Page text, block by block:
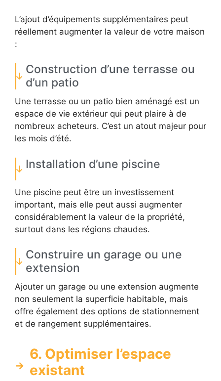
L’ajout d’équipements supplémentaires peut
réellement augmenter la valeur de votre maison
:
Construction d’une terrasse ou
d’un patio
Une terrasse ou un patio bien aménagé est un
espace de vie extérieur qui peut plaire à de
nombreux acheteurs. C’est un atout majeur pour
les mois d’été.
Installation d’une piscine
Une piscine peut être un investissement
important, mais elle peut aussi augmenter
considérablement la valeur de la propriété,
surtout dans les régions chaudes.
Construire un garage ou une
extension
Ajouter un garage ou une extension augmente
non seulement la superficie habitable, mais
offre également des options de stationnement
et de rangement supplémentaires.
6. Optimiser l’espace
existant